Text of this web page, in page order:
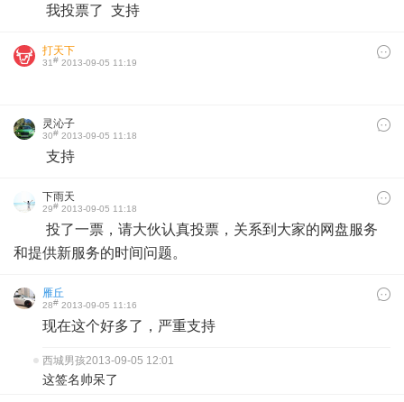
我投票了 支持
打天下
31# 2013-09-05 11:19
灵沁子
30# 2013-09-05 11:18
支持
下雨天
29# 2013-09-05 11:18
投了一票，请大伙认真投票，关系到大家的网盘服务
和提供新服务的时间问题。
雁丘
28# 2013-09-05 11:16
现在这个好多了，严重支持
西城男孩2013-09-05 12:01
这签名帅呆了